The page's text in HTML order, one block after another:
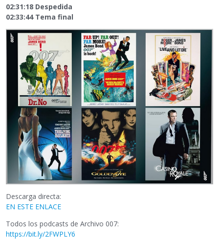
02:31:18 Despedida
02:33:44 Tema final
Descarga directa:
EN ESTE ENLACE
Todos los podcasts de Archivo 007:
https://bit.ly/2FWPLY6